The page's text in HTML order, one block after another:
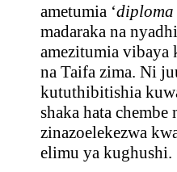
ametumia ‘diploma
madaraka na
amezitumia vibaya
na Taifa zima. Ni
kututhibitishia
shaka hata
zinazoelekezwa
elimu ya kughushi.